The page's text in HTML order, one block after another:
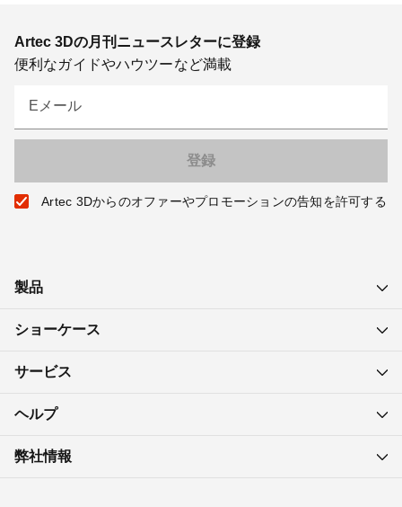
Artec 3Dの月刊ニュースレターに登録
便利なガイドやハウツーなど満載
Eメール
Artec 3Dからのオファーやプロモーションの告知を許可する
製品
ショーケース
サービス
ヘルプ
弊社情報